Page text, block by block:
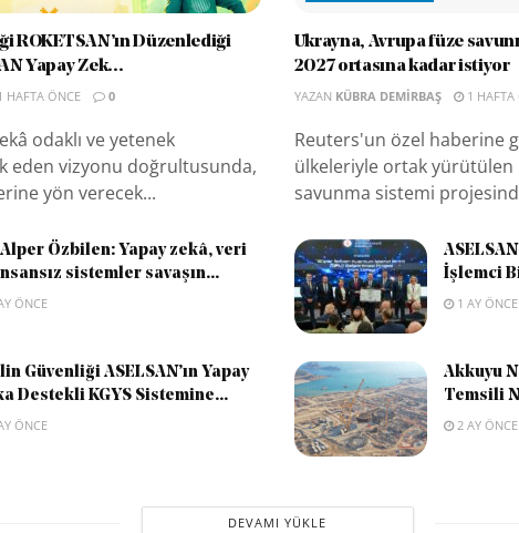
ROKETSAN’ın Düzenlediği
Yapay Zek...
HAFTA ÖNCE 0
odaklı ve yetenek
eden vizyonu doğrultusunda,
yön verecek...
Ukrayna, Avrupa füze
2027 ortasına kadar istiyor
YAZAN KÜBRA DEMIRBAŞ 1 HAFTA
Reuters'un özel haberine
ülkeleriyle ortak yürütülen
savunma sistemi
Özbilen: Yapay zekâ, veri
sistemler savaşın...
ÖNCE
İşlemci
1 AY ÖNCE
Güvenliği ASELSAN’ın Yapay
Destekli KGYS Sistemine...
ÖNCE
Akkuyu
Temsili
2 AY ÖNCE
DEVAMI YÜKLE